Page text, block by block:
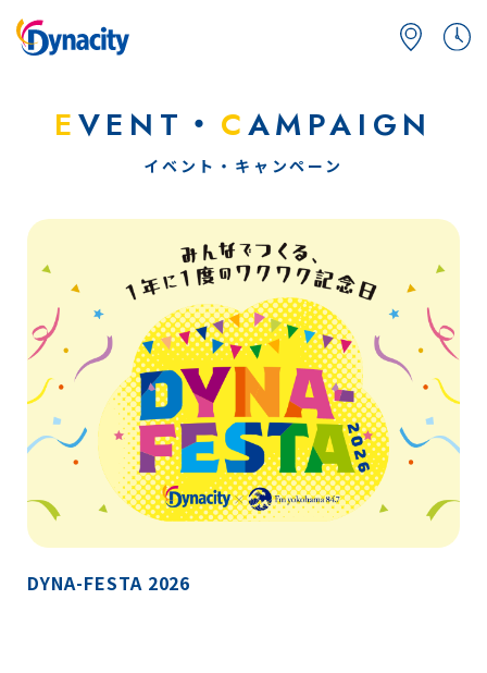
EVENT・ CAMPAIGN
イベント・キャンペーン
DYNA-FESTA 2026